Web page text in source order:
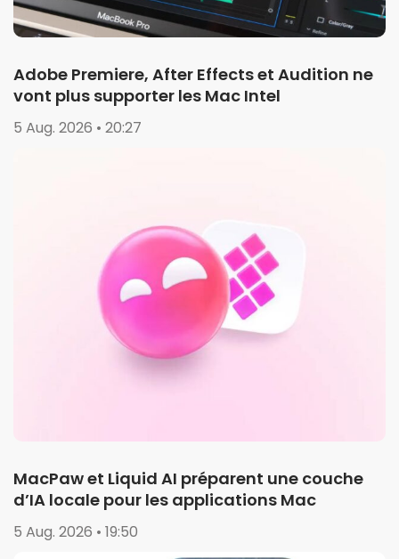
Adobe Premiere, After Effects et Audition ne
vont plus supporter les Mac Intel
5 Aug. 2026 • 20:27
MacPaw et Liquid AI préparent une couche
d’IA locale pour les applications Mac
5 Aug. 2026 • 19:50